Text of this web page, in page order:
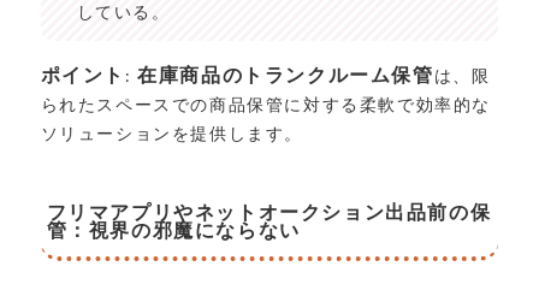
している。
ポイント :在庫商品のトランクルーム保管は、限
られたスペースでの商品保管に対する柔軟で効率的な
ソリューションを提供します。
フリマアプリやネットオークション出品前の保
管：視界の邪魔にならない